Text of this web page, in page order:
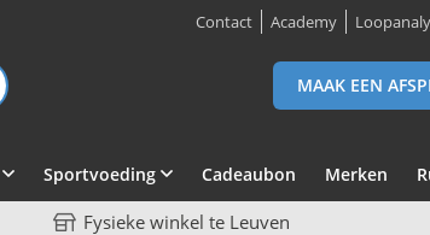
Contact Academy
MAAK EEN
Sportvoeding Cadeaubon Merken
Fysieke winkel te Leuven